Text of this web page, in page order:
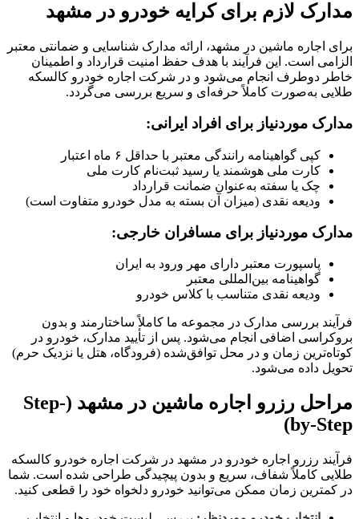
مدارک لازم برای کرایه خودرو در مشهد
برای اجاره ماشین در مشهد، ارائه مدارک شناسایی و ضمانتی معتبر
الزامی است. این فرآیند با هدف حفظ امنیت قرارداد و اطمینان
خاطر دوطرف انجام می‌شود و در شرکت اجاره خودرو کالسکه
طلایی به‌صورت کاملاً حرفه‌ای و سریع بررسی می‌گردد.
مدارک موردنیاز برای افراد ایرانی:
کپی گواهینامه رانندگی معتبر با حداقل ۶ ماه اعتبار
کارت ملی هوشمند یا رسید ثبت‌نام کارت ملی
چک یا سفته به‌عنوان ضمانت قرارداد
ودیعه نقدی (میزان آن بسته به مدل خودرو متفاوت است)
مدارک موردنیاز برای مسافران خارجی:
پاسپورت معتبر دارای مهر ورود به ایران
گواهینامه بین‌المللی معتبر
ودیعه نقدی متناسب با کلاس خودرو
فرآیند بررسی مدارک در مجموعه ما کاملاً ساختارمند و بدون
بروکراسی اضافی انجام می‌شود. پس از تأیید مدارک، خودرو در
کوتاه‌ترین زمان و در محل توافق‌شده (فرودگاه، هتل یا نزدیک حرم)
تحویل داده می‌شود.
مراحل رزرو اجاره ماشین در مشهد (Step-
by-Step)
فرآیند رزرو اجاره خودرو در مشهد در شرکت اجاره خودرو کالسکه
طلایی کاملاً شفاف، سریع و بدون پیچیدگی طراحی شده است. شما
در کمترین زمان ممکن می‌توانید خودرو دلخواه خود را قطعی کنید.